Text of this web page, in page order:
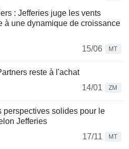
: Jefferies juge les vents
à une dynamique de croissance
15/06
MT
reste à l'achat
14/01
ZM
perspectives solides pour le
Jefferies
17/11
MT